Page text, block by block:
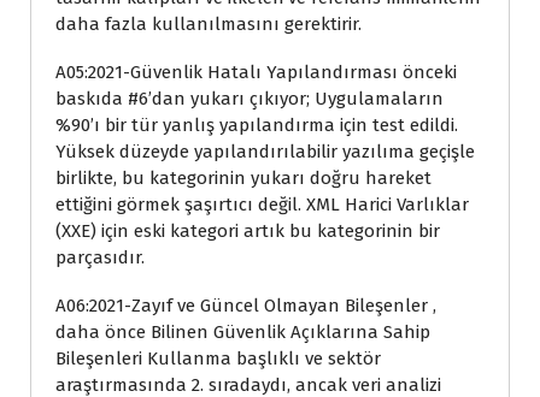
daha fazla kullanılmasını gerektirir.
A05:2021-Güvenlik Hatalı Yapılandırması önceki
baskıda #6’dan yukarı çıkıyor; Uygulamaların
%90’ı bir tür yanlış yapılandırma için test edildi.
Yüksek düzeyde yapılandırılabilir yazılıma geçişle
birlikte, bu kategorinin yukarı doğru hareket
ettiğini görmek şaşırtıcı değil. XML Harici Varlıklar
(XXE) için eski kategori artık bu kategorinin bir
parçasıdır.
A06:2021-Zayıf ve Güncel Olmayan Bileşenler ,
daha önce Bilinen Güvenlik Açıklarına Sahip
Bileşenleri Kullanma başlıklı ve sektör
araştırmasında 2. sıradaydı, ancak veri analizi